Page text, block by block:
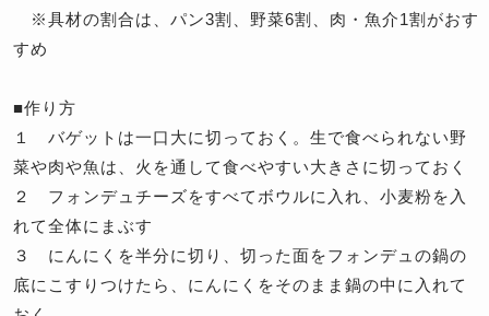
※具材の割合は、パン3割、野菜6割、肉・魚介1割がおす
すめ
■作り方
１ バゲットは一口大に切っておく。生で食べられない野
菜や肉や魚は、火を通して食べやすい大きさに切っておく
２ フォンデュチーズをすべてボウルに入れ、小麦粉を入
れて全体にまぶす
３ にんにくを半分に切り、切った面をフォンデュの鍋の
底にこすりつけたら、にんにくをそのまま鍋の中に入れて